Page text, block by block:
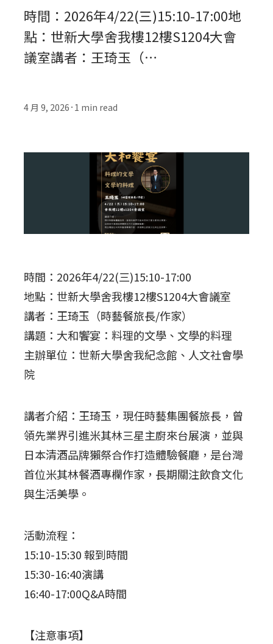
時間：2026年4/22(三)15:10-17:00地
點：世新大學舍我樓12樓S1204大會
議室講者：王琦玉（…
4 月 9, 2026 • 1 min read
時間：2026年4/22(三)15:10-17:00
地點：世新大學舍我樓12樓S1204大會議室
講者：王琦玉（時藝餐旅長/作家）
講題：大和饗宴：料理的文學、文學的料理
主辦單位：世新大學舍我紀念館、人文社會學
院
講者介紹：王琦玉，現任時藝集團餐旅長，曾
領先業界引進米其林三星主廚來台展演，並與
日本清酒品牌獺祭合作打造體驗餐廳，是台灣
首位米其林餐酒專欄作家，長期關注飲食文化
與生活美學。
活動流程：
15:10-15:30 報到時間
15:30-16:40演講
16:40-17:00Q&A時間
【注意事項】